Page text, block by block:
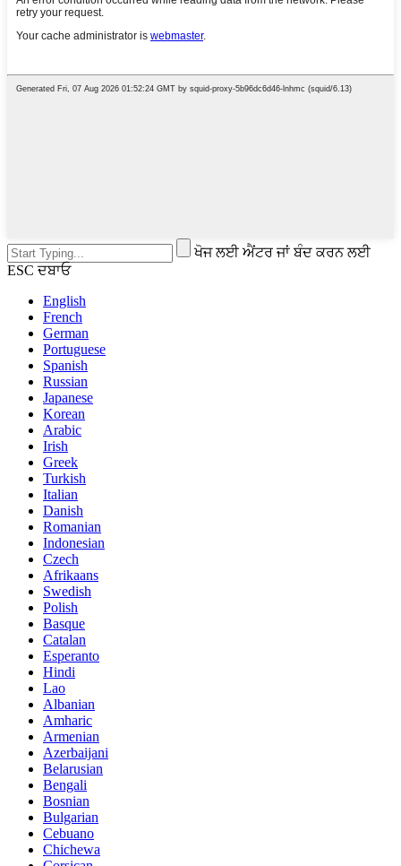
ਖੋਜ ਲਈ ਐਂਟਰ ਜਾਂ ਬੰਦ ਕਰਨ ਲਈ
ESC ਦਬਾਓ
English
French
German
Portuguese
Spanish
Russian
Japanese
Korean
Arabic
Irish
Greek
Turkish
Italian
Danish
Romanian
Indonesian
Czech
Afrikaans
Swedish
Polish
Basque
Catalan
Esperanto
Hindi
Lao
Albanian
Amharic
Armenian
Azerbaijani
Belarusian
Bengali
Bosnian
Bulgarian
Cebuano
Chichewa